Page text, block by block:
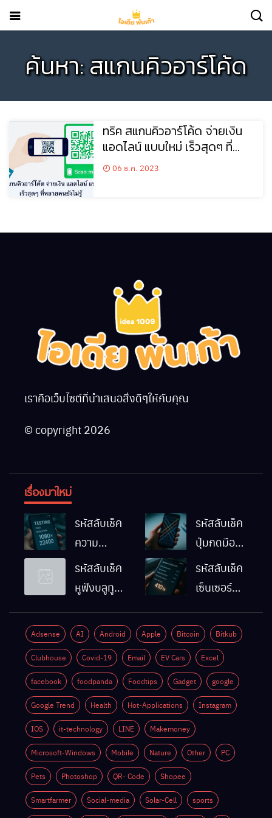
ค้นหา: สแกนคิวอาร์โค้ด
ทริค สแกนคิวอาร์โค้ด จ่ายเงิน
แอดไลน์ แบบใหม่ เร็วสุดๆ ที่
หลายคนยังไม่รู้
06 ธ.ค. 2023
เราคือเว็บไซต์ที่นำเสนอสิ่งดีๆให้กับคุณ
© copyright 2026
เรื่องมาใหม่
รหัสลับเช็ค
ความ
ละเอียดหน้า
จอมือถือ
รหัสลับเช็ค
ปุ่มกดมือถือ
Android
ทำงานปกติ
รหัสลับเช็ค
หูฟังบลูทูธ
Android
ด้วยตัวเอง
รหัสลับเช็ค
เซ็นเซอร์
Android
ทำงานปกติ
ไหม
Adsense AI Android Apple Bitcoin Bitkub
Clubhouse Covid-19 Email EV Cars Excel
facebook foodpanda Foodtips Gadget google
Google Trend Health Hot-Applications Instagram
IOS it-technology LINE Makemoney
Microsoft-Windows Mobile Nature Other PC
Pets Photoshop QR- Code Shopee
Smartfarmer Social-media Solar-Cell sports